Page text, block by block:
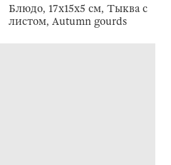
Блюдо, 17х15х5 см, Тыква с
листом, Autumn gourds